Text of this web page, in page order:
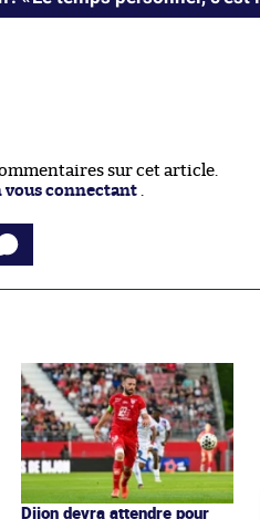
sur cet article.
vous connectant.
Dijon devra attendre pour